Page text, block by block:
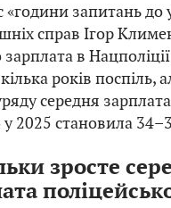
«години запитань до
справ Ігор
в
років поспіль,
середня зарплата
2025 становила
зросте